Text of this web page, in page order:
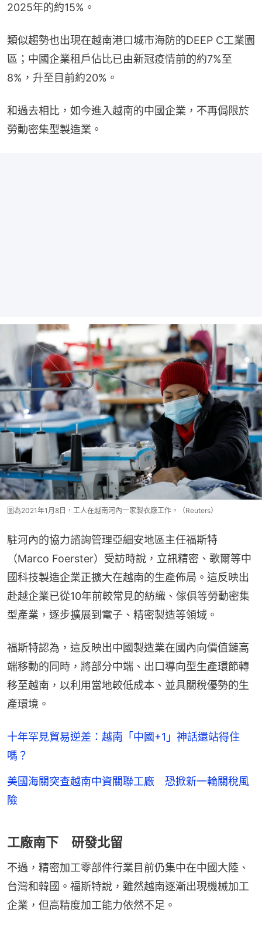
2025年的約15%。
類似趨勢也出現在越南港口城市海防的DEEP C工業園
區；中國企業租戶佔比已由新冠疫情前的約7%至
8%，升至目前約20%。
和過去相比，如今進入越南的中國企業，不再侷限於
勞動密集型製造業。
圖為2021年1月8日，工人在越南河內一家製衣廠工作。（Reuters）
駐河內的協力諮詢管理亞細安地區主任福斯特
（Marco Foerster）受訪時說，立訊精密、歌爾等中
國科技製造企業正擴大在越南的生產佈局。這反映出
赴越企業已從10年前較常見的紡織、傢俱等勞動密集
型產業，逐步擴展到電子、精密製造等領域。
福斯特認為，這反映出中國製造業在國內向價值鏈高
端移動的同時，將部分中端、出口導向型生產環節轉
移至越南，以利用當地較低成本、並具關稅優勢的生
產環境。
十年罕見貿易逆差：越南「中國+1」神話還站得住
嗎？
美國海關突查越南中資關聯工廠 恐掀新一輪關稅風
險
工廠南下 研發北留
不過，精密加工零部件行業目前仍集中在中國大陸、
台灣和韓國。福斯特說，雖然越南逐漸出現機械加工
企業，但高精度加工能力依然不足。